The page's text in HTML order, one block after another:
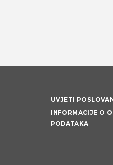
UVJETI
INFORMACIJE O
PODATAKA